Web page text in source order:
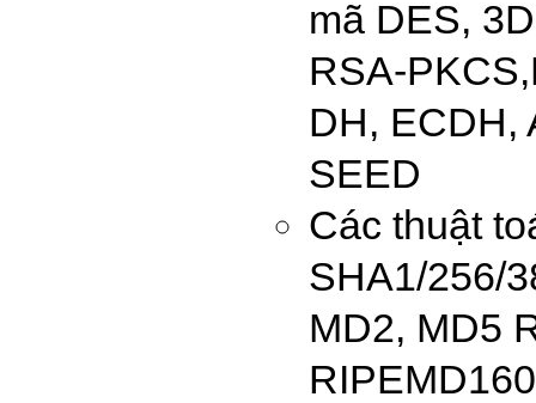
mã DES,
RSA-
DH, ECDH,
SEED
Các thuật
SHA1/256/
MD2, MD5
RIPEMD160